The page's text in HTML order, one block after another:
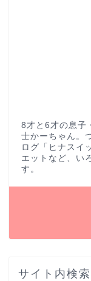
8才と6才の息子
士かーちゃん。
ログ「ヒナスイ
エットなど、い
す。
サイト内検索